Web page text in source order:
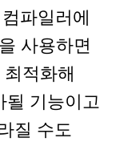
파일러에
사용하면
적화해
될 기능이고
질 수도